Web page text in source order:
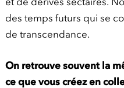
des temps futurs qui se
de transcendance.
On retrouve souvent la
ce que vous créez en